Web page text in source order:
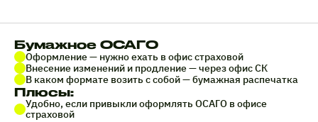
Бумажное ОСАГО
Оформление — нужно ехать в офис страховой
Внесение изменений и продление — через офис СК
В каком формате возить с собой — бумажная распечатка
Плюсы:
Удобно, если привыкли оформлять ОСАГО в офисе
страховой